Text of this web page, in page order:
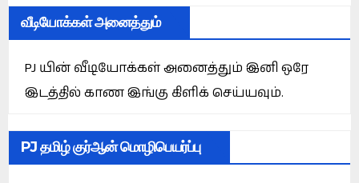
வீடியோக்கள் அனைத்தும்
PJ யின் வீடியோக்கள் அனைத்தும் இனி ஒரே
இடத்தில் காண இங்கு கிளிக் செய்யவும்.
PJ தமிழ் குர்ஆன் மொழிபெயர்ப்பு